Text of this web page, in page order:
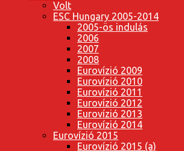
Volt
ESC Hungary 2005-2014
2005-ös indulás
2006
2007
2008
Eurovízió 2009
Eurovízió 2010
Eurovízió 2011
Eurovízió 2012
Eurovízió 2013
Eurovízió 2014
Eurovízió 2015
Eurovízió 2015 (a)